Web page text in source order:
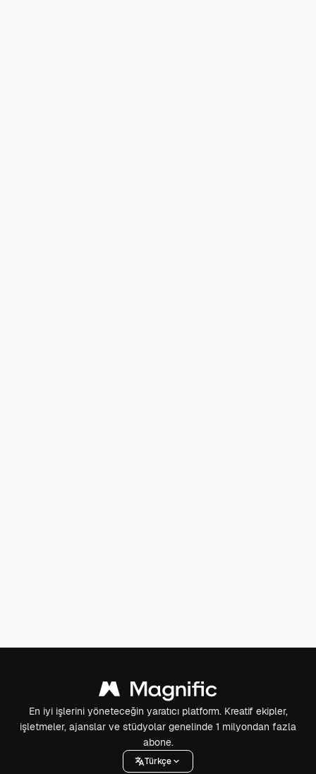
En iyi işlerini yöneteceğin yaratıcı platform. Kreatif ekipler,
işletmeler, ajanslar ve stüdyolar genelinde 1 milyondan fazla
abone.
Türkçe